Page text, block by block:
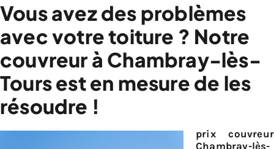
Vous avez des problèmes
avec votre toiture ? Notre
couvreur à Chambray-lès-
Tours est en mesure de les
résoudre !
prix couvreur
Chambray-lès-